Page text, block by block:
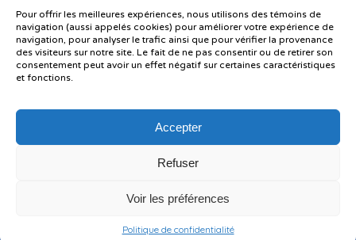
Pour offrir les meilleures expériences, nous utilisons des témoins de
navigation (aussi appelés cookies) pour améliorer votre expérience de
navigation, pour analyser le trafic ainsi que pour vérifier la provenance
des visiteurs sur notre site. Le fait de ne pas consentir ou de retirer son
consentement peut avoir un effet négatif sur certaines caractéristiques
et fonctions.
Accepter
Refuser
Voir les préférences
Politique de confidentialité
Plainte – service à l’élève
Politique de confidentialité
Le CSSMI autorise certaines intelligences artificielles contrôlées et
pourraient avoir été utilisés pour soutenir la rédaction de ce contenu.